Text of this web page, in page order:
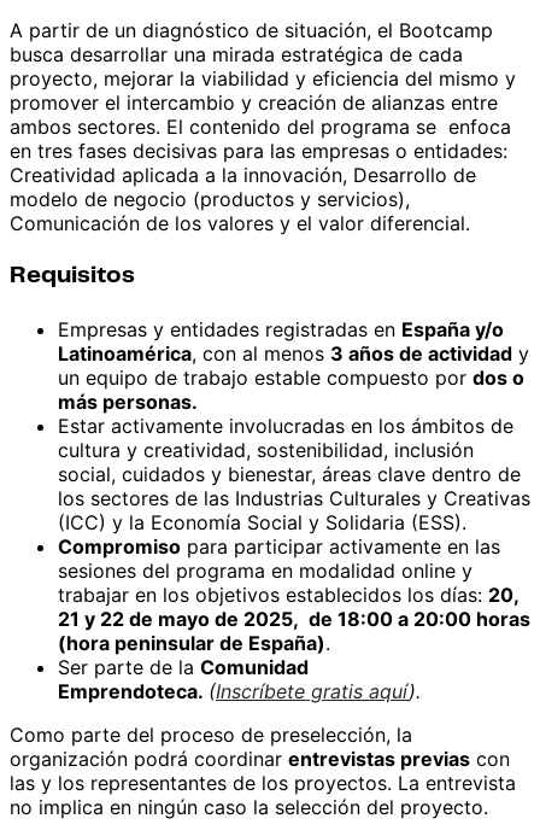
A partir de un diagnóstico de situación, el Bootcamp
busca desarrollar una mirada estratégica de cada
proyecto, mejorar la viabilidad y eficiencia del mismo y
promover el intercambio y creación de alianzas entre
ambos sectores. El contenido del programa se enfoca
en tres fases decisivas para las empresas o entidades:
Creatividad aplicada a la innovación, Desarrollo de
modelo de negocio (productos y servicios),
Comunicación de los valores y el valor diferencial.
Requisitos
Empresas y entidades registradas en España y/o
Latinoamérica, con al menos 3 años de actividad y
un equipo de trabajo estable compuesto por dos o
más personas.
Estar activamente involucradas en los ámbitos de
cultura y creatividad, sostenibilidad, inclusión
social, cuidados y bienestar, áreas clave dentro de
los sectores de las Industrias Culturales y Creativas
(ICC) y la Economía Social y Solidaria (ESS).
Compromiso para participar activamente en las
sesiones del programa en modalidad online y
trabajar en los objetivos establecidos los días: 20,
21 y 22 de mayo de 2025, de 18:00 a 20:00 horas
(hora peninsular de España).
Ser parte de la Comunidad
Emprendoteca. (Inscríbete gratis aquí).
Como parte del proceso de preselección, la
organización podrá coordinar entrevistas previas con
las y los representantes de los proyectos. La entrevista
no implica en ningún caso la selección del proyecto.